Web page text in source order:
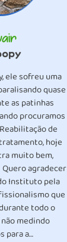
ele sofreu uma
quase
as patinhas
procuramos
de
hoje
muito bem,
agradecer
Instituto pela
que
todo o
medindo
para a…